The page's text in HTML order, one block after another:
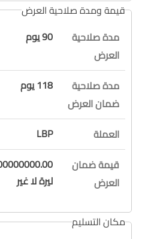
قيمة ومدة صلاحية العرض
مدة صلاحية
العرض
90 يوم
مدة صلاحية
ضمان العرض
118 يوم
العملة
LBP
قيمة ضمان
العرض
ليرة لا غير
مكان التسليم